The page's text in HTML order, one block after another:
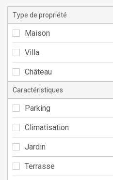
Type de propriété
Maison
Villa
Château
Caractéristiques
Parking
Climatisation
Jardin
Terrasse